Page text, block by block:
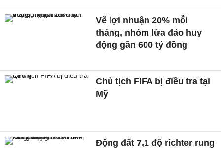
Vẽ lợi nhuận 20% mỗi
tháng, nhóm lừa đảo huy
động gần 600 tỷ đồng
Chủ tịch FIFA bị điều tra tại
Mỹ
Động đất 7,1 độ richter rung